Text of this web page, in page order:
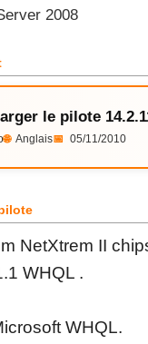
2008
le pilote
🌐 Anglais📅 05/11/2010
NetXtrem II
WHQL .
WHQL.